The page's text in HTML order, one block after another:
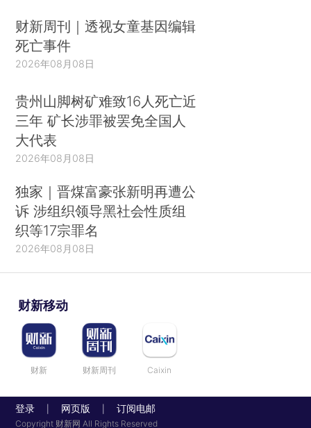
财新周刊｜透视女童基因编辑
死亡事件
2026年08月08日
贵州山脚树矿难致16人死亡近
三年 矿长涉罪被罢免全国人
大代表
2026年08月08日
独家｜晋煤富豪张新明再遭公
诉 涉组织领导黑社会性质组
织等17宗罪名
2026年08月08日
财新移动
财新 财新周刊 Caixin
登录 网页版 订阅电邮
Copyright 财新网 All Rights Reserved